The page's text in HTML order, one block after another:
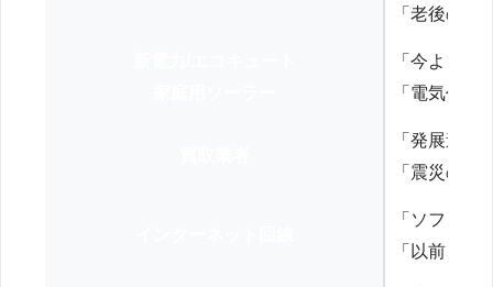
「老後の
「今より
「電気代を
「発展途
「震災の
「ソフト
「以前、